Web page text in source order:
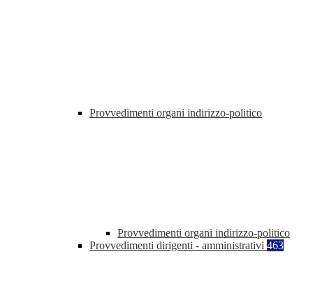
Provvedimenti organi indirizzo-politico
Provvedimenti organi indirizzo-politico
Provvedimenti dirigenti - amministrativi 463